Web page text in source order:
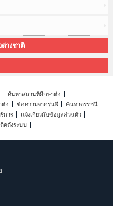
างชาติ
ค้นหาสถานที่ศึกษาต่อ
ต่อ
ข้อความจากรุ่นพี่
ค้นหาดรรชนี
การ
แจ้งเกี่ยวกับข้อมูลส่วนตัว
ดตั้งระบบ